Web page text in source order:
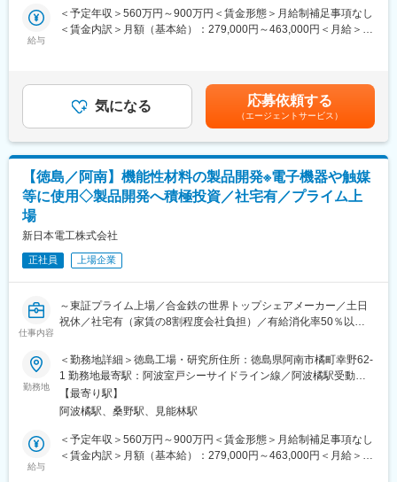
ィング型」と呼ばれる営業を展開して業績を拡大しています。保
険金の支払い能力を示すソルベンシーマージン比率も
■当社の魅力：
「SONY」グループという大きな基盤と社内連携
「人のやらないことをやる」・「道を切り拓く」といったソニー
スピリットが根付いており、自由闊達な社風の中で、金融以外の
ソニーグループ各社間での連携施策などによる協業もあり、お客
さま本位の運営方針のもと業務に取り組める環境が整っていま
す。
変更の範囲：会社の定める業務
おいて重要な役割を果たしています。
＜具体的な業務＞
■組織構成
徳島の開発拠点には20名のメンバーがいます。各メンバーごとに
■キャリア
将来的に製品開発のみならず研究企画をはじめ様々なキャリアス
職を目指していただくことを期待しています。
■就業環境
社負担)完備、有給消化率50％以上など仕事以外の面から社員をサ
ポートしています。
■当社の魅力
「合金鉄事業」「機能材料事業」「環境事業」「電力事業」など4
軸で事業展開しています。「合金鉄事業」では業界トップのメー
カーです。「機能材料事業」はニーズが拡大見込みの「車載用電
二酸化炭素排出削減やDX推進、人材育成に力を入れており、地球
環境だけでなく、働く社員に対しても時代に合わせた施策を積極
給与
＜予定年収＞560万円～900万円＜賃金形態＞月給制補足事項なし
＜賃金内訳＞月額（基本給）：279,000円～463,000円＜月給＞
する可能性があります。月給(月額)は固定手当を含めた表記です。
気になる 応募依頼する
（エージェントサービス）
【徳島／阿南】機能性材料の製品開発※電子機器や触媒
等に使用◇製品開発へ積極投資／社宅有／プライム上
場
新日本電工株式会社
正社員 上場企業
仕事内容
～東証プライム上場／合金鉄の世界トップシェアメーカー／土日
祝休／社宅有（家賃の8割程度会社負担）／有給消化率50％以上
■業務内容
当社機能性材料の製品開発担当として、既存製品の改良にあたっ
て各種高性能試験装置を駆使しながら顧客ニーズに沿う製品の開
発を行っていただきます。当社は様々な種類の機能性材料を扱っ
ており、このうち酸化ジルコニウムはスマートフォンを始めとし
た電子機器のセラミックコンデンサや圧電素子、酸化ほう素はガ
勤務地
＜勤務地詳細＞徳島工場・研究所住所：徳島県阿南市橘町幸野62-
1 勤務地最寄駅：阿波室戸シーサイドライン線／阿波橘駅受動喫
煙対策：屋内全面禁煙変更の範囲：会社の定める事業所（リモー
トワーク含む）
【最寄り駅】
阿波橘駅、桑野駅、見能林駅
給与
＜予定年収＞560万円～900万円＜賃金形態＞月給制補足事項なし
＜賃金内訳＞月額（基本給）：279,000円～463,000円＜月給＞